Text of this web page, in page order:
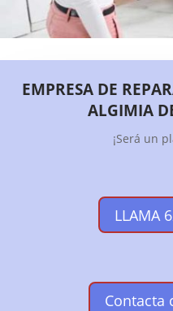
EMPRESA DE
ALGIMIA
¡Será un
LLAMA
Contacta